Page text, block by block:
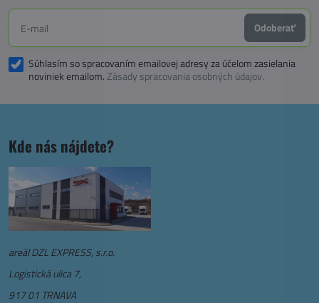
Odoberať
Súhlasím so spracovaním emailovej adresy za účelom zasielania
noviniek emailom.Zásady spracovania osobných údajov.
Kde nás nájdete?
areál DZL EXPRESS, s.r.o.
Logistická ulica 7,
917 01 TRNAVA